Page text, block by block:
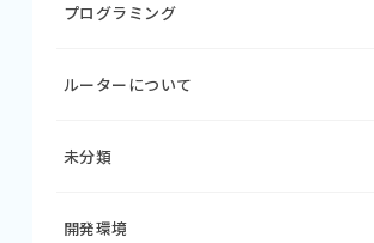
プログラミング
ルーターについて
未分類
開発環境